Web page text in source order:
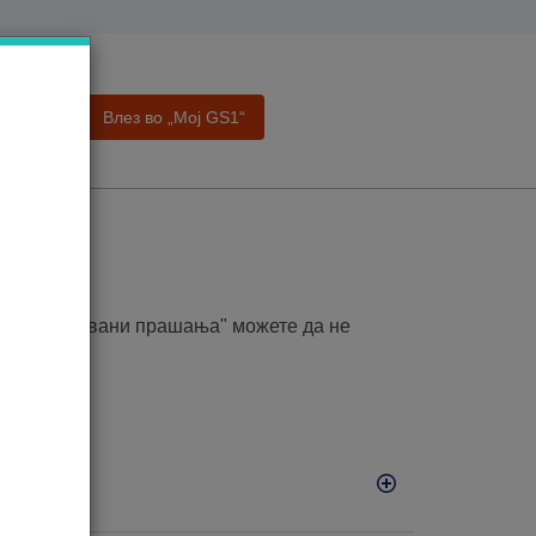
Влез во „Moj GS1“
поставувани прашања" можете да не